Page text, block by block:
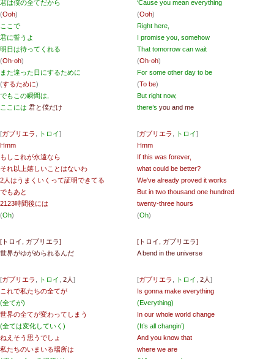
君は僕の全てだから
(Ooh)
ここで
君に誓うよ
明日は待ってくれる
(Oh-oh)
また違った日にするために
(するために)
でもこの瞬間は,
ここには 君と僕だけ
[ガブリエラ トロイ]
Hmm
もしこれが永遠なら
それ以上嬉しいことはないわ
2人はうまくいくって証明できてる
でもあと
2123時間後には
(Oh)
[トロイ, ガブリエラ]
世界がゆがめられるんだ
[ガブリエラ トロイ 2人 ]
これで私たちの全てが
(全てが)
世界の全てが変わってしまう
(全ては変化していく)
ねえそう思うでしょ
私たちのいまいる場所は
‘Cause you mean everything
(Ooh)
Right here,
I promise you, somehow
That tomorrow can wait
(Oh-oh)
For some other day to be
(To be)
But right now,
there’s you and me
[ガブリエラ トロイ]
Hmm
If this was forever,
what could be better?
We’ve already proved it works
But in two thousand one hundred
twenty-three hours
(Oh)
[トロイ, ガブリエラ]
A bend in the universe
[ガブリエラ トロイ 2人 ]
Is gonna make everything
(Everything)
In our whole world change
(It’s all changin’)
And you know that
where we are